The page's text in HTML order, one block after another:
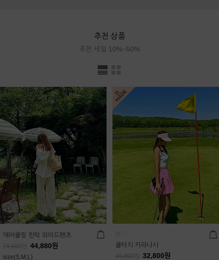
추천 상품
추천 세일 10%~50%
에어쿨링 핀턱 와이드팬츠
74,800 44,880원
size(S,M,L)
쿨터치 카라나시
46,800 32,800원